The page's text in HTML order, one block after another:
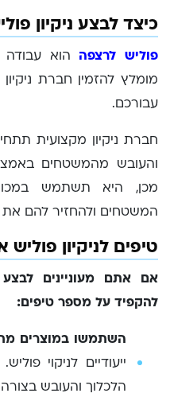
כיצד לבצע ניקיון
פוליש לרצפה הוא עבודה
מומלץ להזמין חברת
עבורכם.
חברת ניקיון מקצועית
והעובש מהמשטחים
מכן, היא תשתמש
המשטחים ולהחזיר להם
טיפים לניקיון פוליש
אם אתם מעוניינים
להקפיד על מספר טיפים:
השתמשו במוצרים
ייעודיים לניקוי
הלכלוך והעובש